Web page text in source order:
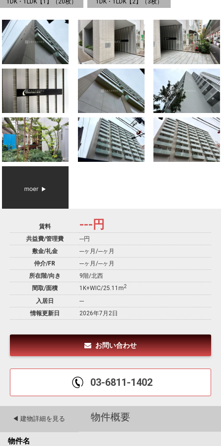
1DK・1LDK【1】（20枚） 1DK・1LDK【2】（3枚）
賃料 --- 円
共益費/管理費
---円
敷金/礼金
---ヶ月 /---ヶ月
仲介/FR
---ヶ月 /---ヶ月
所在階/向き
9階/北西
間取/面積
1K+WIC/25.11m2
入居日
---
情報更新日
2026年7月2日
お問い合わせ
03-6811-1402
物件概要
◀︎ 建物詳細を見る
物件名